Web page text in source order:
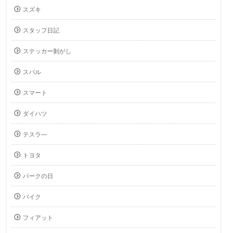
スズキ
スタッフ日記
ステッカー剝がし
スバル
スマート
ダイハツ
テスラ―
トヨタ
パークの日
バイク
フィアット